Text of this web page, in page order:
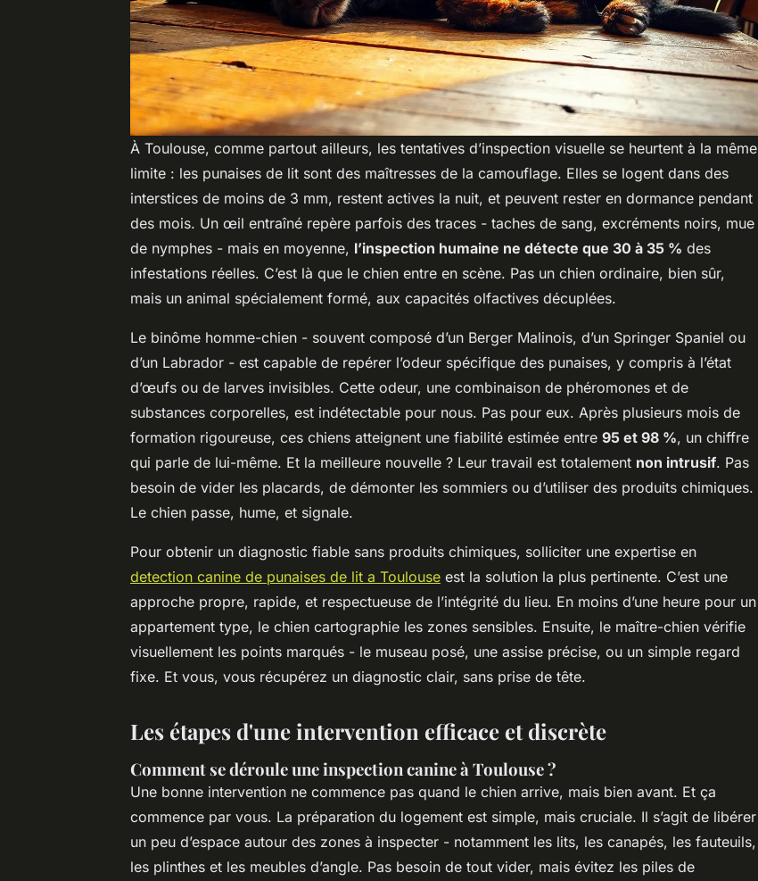
À Toulouse, comme partout ailleurs, les tentatives d’inspection visuelle se heurtent à la même
limite : les punaises de lit sont des maîtresses de la camouflage. Elles se logent dans des
interstices de moins de 3 mm, restent actives la nuit, et peuvent rester en dormance pendant
des mois. Un œil entraîné repère parfois des traces - taches de sang, excréments noirs, mue
de nymphes - mais en moyenne, l’inspection humaine ne détecte que 30 à 35 % des
infestations réelles. C’est là que le chien entre en scène. Pas un chien ordinaire, bien sûr,
mais un animal spécialement formé, aux capacités olfactives décuplées.
Le binôme homme-chien - souvent composé d’un Berger Malinois, d’un Springer Spaniel ou
d’un Labrador - est capable de repérer l’odeur spécifique des punaises, y compris à l’état
d’œufs ou de larves invisibles. Cette odeur, une combinaison de phéromones et de
substances corporelles, est indétectable pour nous. Pas pour eux. Après plusieurs mois de
formation rigoureuse, ces chiens atteignent une fiabilité estimée entre 95 et 98 %, un chiffre
qui parle de lui-même. Et la meilleure nouvelle ? Leur travail est totalement non intrusif. Pas
besoin de vider les placards, de démonter les sommiers ou d’utiliser des produits chimiques.
Le chien passe, hume, et signale.
Pour obtenir un diagnostic fiable sans produits chimiques, solliciter une expertise en
detection canine de punaises de lit a Toulouse est la solution la plus pertinente. C’est une
approche propre, rapide, et respectueuse de l’intégrité du lieu. En moins d’une heure pour un
appartement type, le chien cartographie les zones sensibles. Ensuite, le maître-chien vérifie
visuellement les points marqués - le museau posé, une assise précise, ou un simple regard
fixe. Et vous, vous récupérez un diagnostic clair, sans prise de tête.
Les étapes d'une intervention efficace et discrète
Comment se déroule une inspection canine à Toulouse ?
Une bonne intervention ne commence pas quand le chien arrive, mais bien avant. Et ça
commence par vous. La préparation du logement est simple, mais cruciale. Il s’agit de libérer
un peu d’espace autour des zones à inspecter - notamment les lits, les canapés, les fauteuils,
les plinthes et les meubles d’angle. Pas besoin de tout vider, mais évitez les piles de